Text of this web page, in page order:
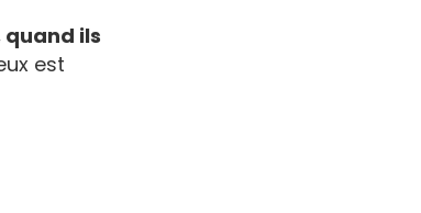
ils
est